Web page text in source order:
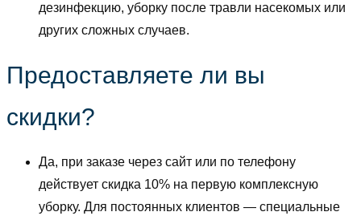
дезинфекцию, уборку после травли насекомых или
других сложных случаев.
Предоставляете ли вы
скидки?
Да, при заказе через сайт или по телефону
действует скидка 10% на первую комплексную
уборку. Для постоянных клиентов — специальные